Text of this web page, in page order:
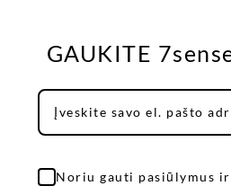
GAUKITE
Noriu gauti pasiūlymus